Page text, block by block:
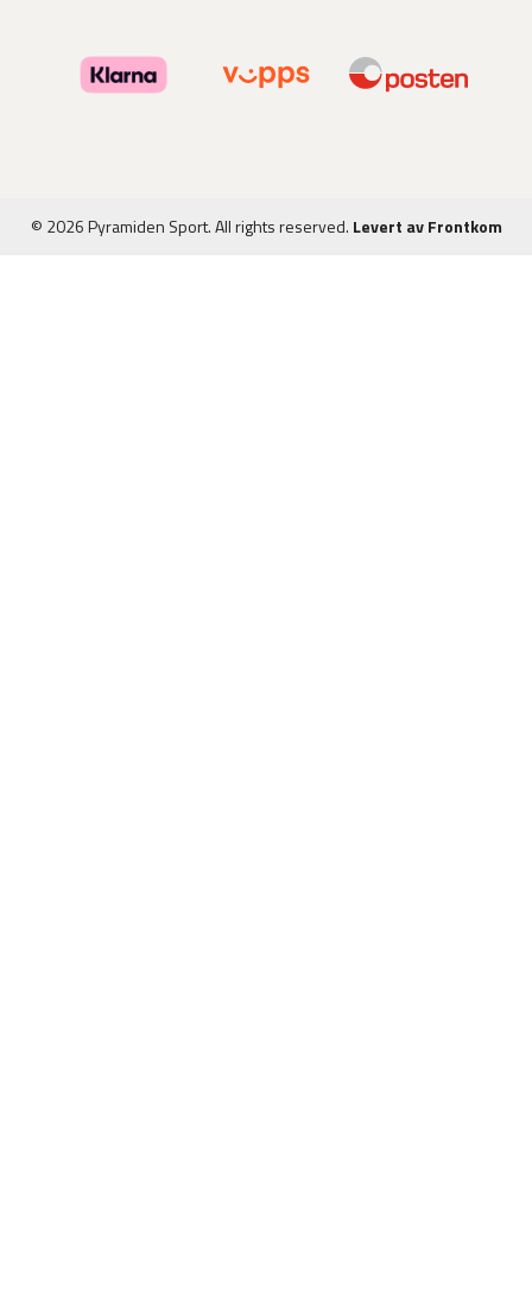
© 2026 Pyramiden Sport. All rights reserved. Levert av Frontkom